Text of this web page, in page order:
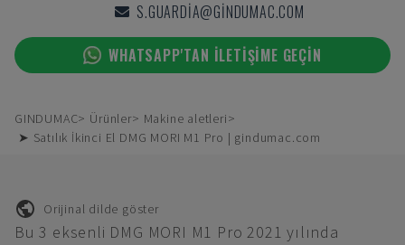
S.GUARDIA@GINDUMAC.COM
WHATSAPP'TAN ILETIŞIME GEÇIN
GINDUMAC Ürünler
Makine aletleri
➤ Satılık İkinci El DMG MORI M1 Pro | gindumac.com
Orijinal dilde göster
Bu 3 eksenli DMG MORI M1 Pro 2021 yılında